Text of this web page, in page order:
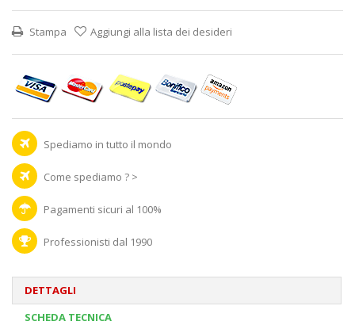
Stampa Aggiungi alla lista dei desideri
Spediamo in tutto il mondo
Come spediamo ? >
Pagamenti sicuri al 100%
Professionisti dal 1990
DETTAGLI
SCHEDA TECNICA